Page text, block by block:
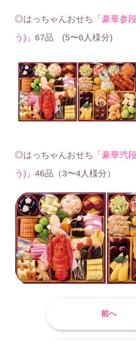
◎はっちゃんおせち「 豪華参
う) 」67品 (5〜6⼈様分)
◎はっちゃんおせち「 豪華弐
う) 」46品（3〜4⼈様分）
前へ